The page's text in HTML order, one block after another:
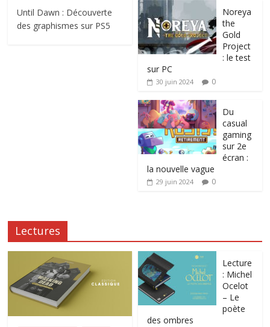
Until Dawn : Découverte
des graphismes sur PS5
Noreya
the
Gold
Project
: le test
sur PC
30 juin 2024 0
Du
casual
gaming
sur 2e
écran :
la nouvelle vague
29 juin 2024 0
Lectures
Lecture
: Michel
Ocelot
– Le
poète
des ombres